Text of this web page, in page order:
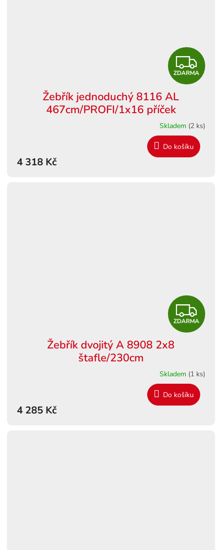
Z
D
R
M
ZDARMA
Žebřík jednoduchý 8116 AL
467cm/PROFI/1x16 příček
Skladem (2 ks)
4 318 Kč
Do košíku
Z
D
R
M
ZDARMA
Žebřík dvojitý A 8908 2x8
štafle/230cm
Skladem (1 ks)
4 285 Kč
Do košíku